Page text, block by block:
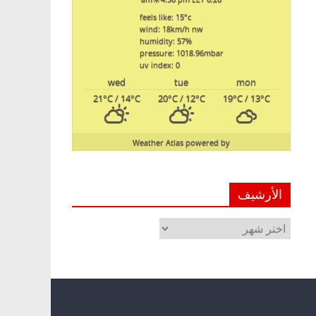
feels like: 15°c
wind: 18km/h nw
humidity: 57%
pressure: 1018.96mbar
uv index: 0
mon
tue
wed
19°C/ 13°C
20°C/ 12°C
21°C/ 14°C
powered by
Weather Atlas
الأرشيف
الأرشيف